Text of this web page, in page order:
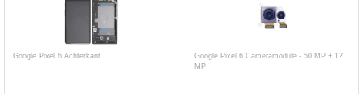
Google Pixel 6 Achterkant
Google Pixel 6 Cameramodule - 50 MP + 12
MP